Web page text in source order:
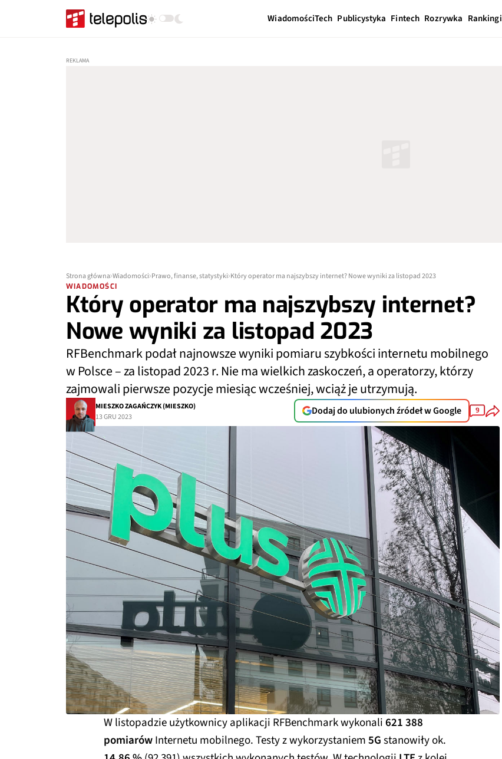
WiadomościTech Publicystyka Fintech Rozrywka Rankingi
Strona główna Wiadomości Prawo, finanse, statystyki Który operator ma najszybszy internet? Nowe wyniki za listopad 2023
WIADOMOŚCI
Który operator ma najszybszy internet?
Nowe wyniki za listopad 2023
RFBenchmark podał najnowsze wyniki pomiaru szybkości internetu mobilnego
w Polsce – za listopad 2023 r. Nie ma wielkich zaskoczeń, a operatorzy, którzy
zajmowali pierwsze pozycje miesiąc wcześniej, wciąż je utrzymują.
MIESZKO ZAGAŃCZYK (MIESZKO)
13 GRU 2023
Dodaj do ulubionych źródeł w Google 9
W listopadzie użytkownicy aplikacji RFBenchmark wykonali621 388
pomiarówInternetu mobilnego. Testy z wykorzystaniem5Gstanowiły ok.